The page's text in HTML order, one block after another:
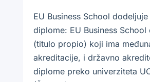
EU Business School
diplome: EU Business School
(titulo propio) koji ima
akreditacije, i državno
diplome preko univerziteta